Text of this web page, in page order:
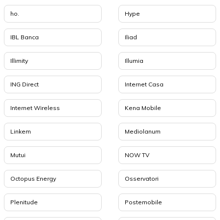
ho. Hype
IBL Banca Iliad
Illimity Illumia
ING Direct Internet Casa
Internet Wireless Kena Mobile
Linkem Mediolanum
Mutui NOW TV
Octopus Energy Osservatori
Plenitude Postemobile